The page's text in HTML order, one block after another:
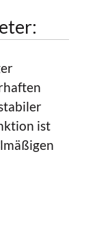
ist